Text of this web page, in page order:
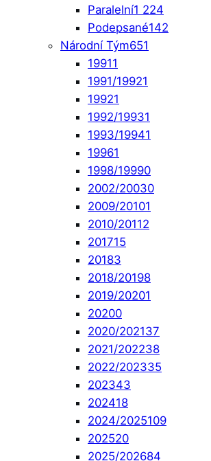
Paralelní1 224
Podepsané142
Národní Tým651
19911
1991/19921
19921
1992/19931
1993/19941
19961
1998/19990
2002/20030
2009/20101
2010/20112
201715
20183
2018/20198
2019/20201
20200
2020/202137
2021/202238
2022/202335
202343
202418
2024/2025109
202520
2025/202684